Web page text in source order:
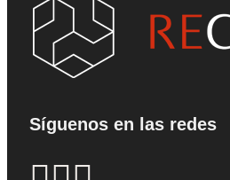
Síguenos en las redes